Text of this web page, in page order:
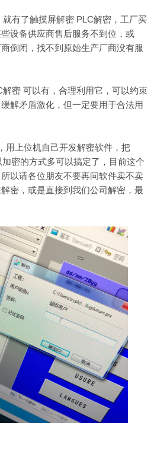
有了触摸屏解密 PLC解密，工厂买
设备供应商售后服务不到位，或
倒闭，找不到原始生产厂商没有服
密 可以有，合理利用它，可以约束
解矛盾激化，但一定要用于合法用
用上位机自己开发解密软件，把
密的方式多可以搞定了，目前这个
以请各位朋友不要再问软件卖不卖
密，或是直接到我们公司解密，最